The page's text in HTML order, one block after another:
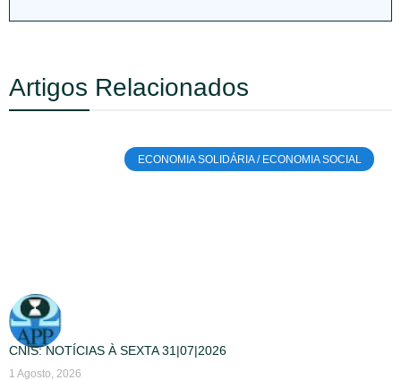
Artigos Relacionados
ECONOMIA SOLIDÁRIA / ECONOMIA SOCIAL
CNIS: NOTÍCIAS À SEXTA 31|07|2026
1 Agosto, 2026